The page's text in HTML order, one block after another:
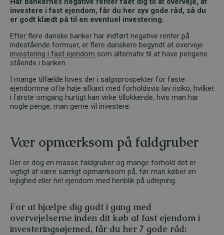
investere i fast ejendom, får du her syv gode råd, så du
er godt klædt på til en eventuel investering.
Efter flere danske banker har indført negative renter på
indestående formuer, er flere danskere begyndt at overveje
investering i fast ejendom som alternativ til at have pengene
stående i banken.
I mange tilfælde loves der i salgsprospekter for faste
ejendomme ofte høje afkast med forholdsvis lav risiko, hvilket
i første omgang hurtigt kan virke tillokkende, hvis man har
nogle penge, man gerne vil investere.
Vær opmærksom på faldgruber
Der er dog en masse faldgruber og mange forhold det er
vigtigt at være særligt opmærksom på, før man køber en
lejlighed eller hel ejendom med henblik på udlejning.
For at hjælpe dig godt i gang med
overvejelserne inden dit køb af fast ejendom i
investeringsøjemed, får du her 7 gode råd: